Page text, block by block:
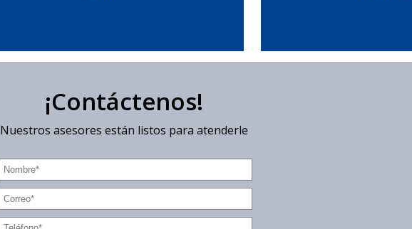
¡Contáctenos!
Nuestros asesores están listos para atenderle